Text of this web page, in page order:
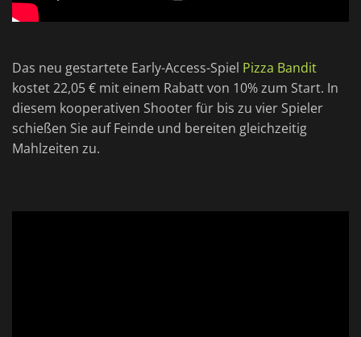
Das neu gestartete Early-Access-Spiel Pizza Bandit
kostet 22,05 € mit einem Rabatt von 10% zum Start. In
diesem kooperativen Shooter für bis zu vier Spieler
schießen Sie auf Feinde und bereiten gleichzeitig
Mahlzeiten zu.